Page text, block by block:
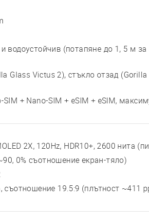
водоустойчив (потапяне до 1, 5 м
Glass Victus 2), стъкло отзад
SIM + Nano-SIM + eSIM + eSIM,
2X, 120Hz, HDR10+, 2600 нита
0% съотношение екран-тяло)
съотношение 19.5:9 (плътност ~411